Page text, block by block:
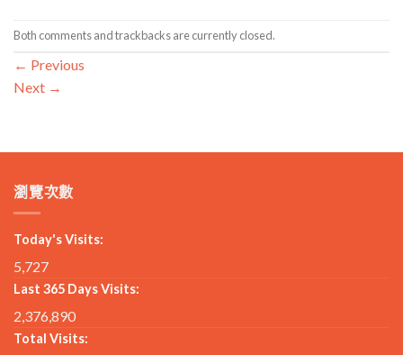
Both comments and trackbacks are currently closed.
← Previous
Next →
瀏覽次數
Today's Visits:
5,727
Last 365 Days Visits:
2,376,890
Total Visits: